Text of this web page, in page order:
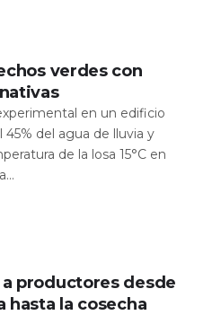
verdes con
en un edificio
del agua de lluvia y
de la losa 15°C en
productores desde
hasta la cosecha